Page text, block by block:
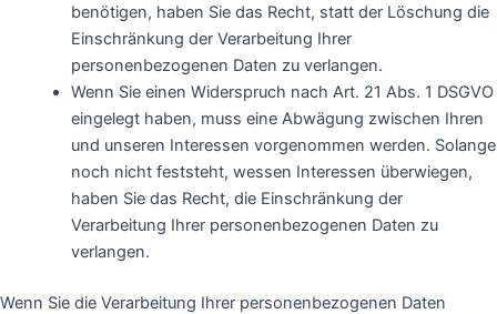
benötigen, haben Sie das Recht, statt der Löschung die
Einschränkung der Verarbeitung Ihrer
personenbezogenen Daten zu verlangen.
Wenn Sie einen Widerspruch nach Art. 21 Abs. 1 DSGVO
eingelegt haben, muss eine Abwägung zwischen Ihren
und unseren Interessen vorgenommen werden. Solange
noch nicht feststeht, wessen Interessen überwiegen,
haben Sie das Recht, die Einschränkung der
Verarbeitung Ihrer personenbezogenen Daten zu
verlangen.
Wenn Sie die Verarbeitung Ihrer personenbezogenen Daten